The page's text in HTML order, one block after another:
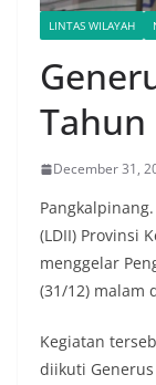
LINTAS WILAYAH
Tahun
December 31,
(LDII) Provinsi
menggelar
(31/12) malam
Kegiatan
diikuti